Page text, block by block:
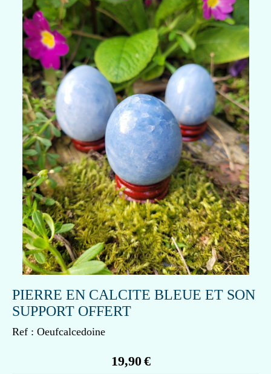
PIERRE EN CALCITE BLEUE ET SON
SUPPORT OFFERT
Ref : Oeufcalcedoine
19,90€